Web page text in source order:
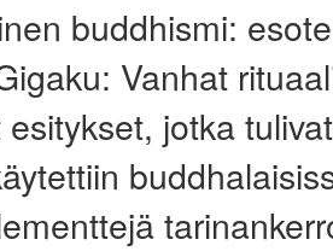
buddhismi:
Vanhat
esitykset, jotka